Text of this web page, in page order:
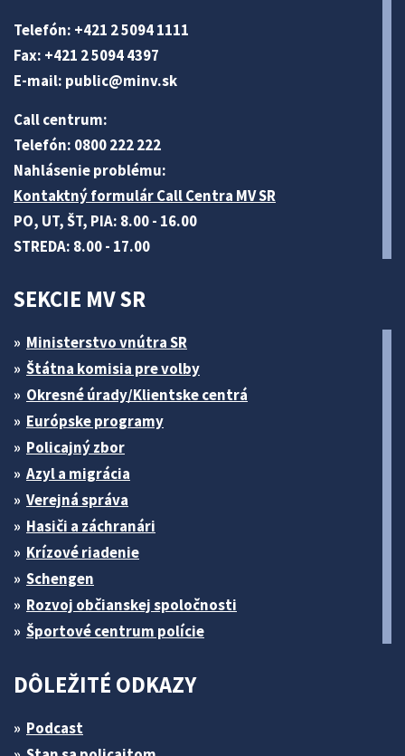
Telefón: +421 2 5094 1111
Fax: +421 2 5094 4397
E-mail: public@minv.sk
Call centrum:
Telefón: 0800 222 222
Nahlásenie problému:
Kontaktný formulár Call Centra MV SR
PO, UT, ŠT, PIA: 8.00 - 16.00
STREDA: 8.00 - 17.00
SEKCIE MV SR
Ministerstvo vnútra SR
Štátna komisia pre volby
Okresné úrady/Klientske centrá
Európske programy
Policajný zbor
Azyl a migrácia
Verejná správa
Hasiči a záchranári
Krízové riadenie
Schengen
Rozvoj občianskej spoločnosti
Športové centrum polície
DÔLEŽITÉ ODKAZY
Podcast